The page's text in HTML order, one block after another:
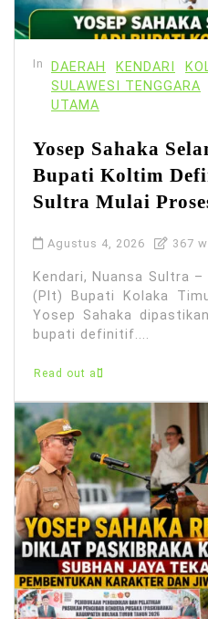
In DAERAH KENDARI
SULAWESI TENGGARA
UTAMA
Yosep Sahaka
Bupati Koltim
Sultra Mulai
Agustus 4, 2026 367
Kendari, Nuansa Sultra
(Plt) Bupati Kolaka
Yosep Sahaka
bupati definitif....
Read out all